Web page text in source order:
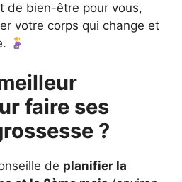
de bien-être pour vous,
votre corps qui change et
faire ses
?
de planifier la